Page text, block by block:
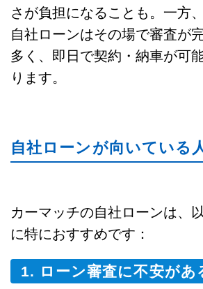
さが負担になることも。一方
自社ローンはその場で審査が
多く、即日で契約・納車が可
ります。
自社ローンが向いている
カーマッチの自社ローンは、
に特におすすめです：
1. ローン審査に不安があ